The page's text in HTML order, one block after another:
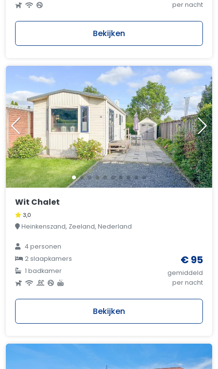
per nacht
Bekijken
Wit Chalet
3,0
Heinkenszand, Zeeland, Nederland
4 personen
2 slaapkamers
1 badkamer
€ 95
gemiddeld
per nacht
Bekijken